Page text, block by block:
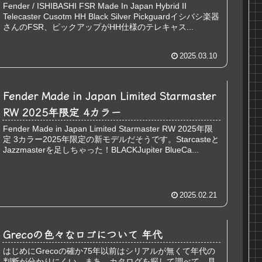
Fender / ISHIBASHI FSR Made In Japan Hybrid II
Telecaster Cusotm HH Black Silver Pickguardイシバシ楽器
さんのFSR、ピックアップがHH仕様のテレキャス...
2025.03.10
Fender Made in Japan Limited Starmaster
RW 2025年限定 4カラー
Fender Made in Japan Limited Starmaster RW 2025年限
定 3カラー2025年限定の新モデルだそうです。Starcasteと
Jazzmasterを足しちゃった！BLACKJupiter BlueCa...
2025.02.21
Grecoの色々なロゴについて 年代
はじめにGrecoの確か75年以前はシリアルが無くて年代の